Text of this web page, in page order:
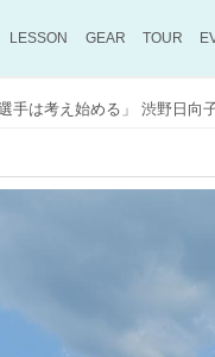
LESSON GEAR TOUR